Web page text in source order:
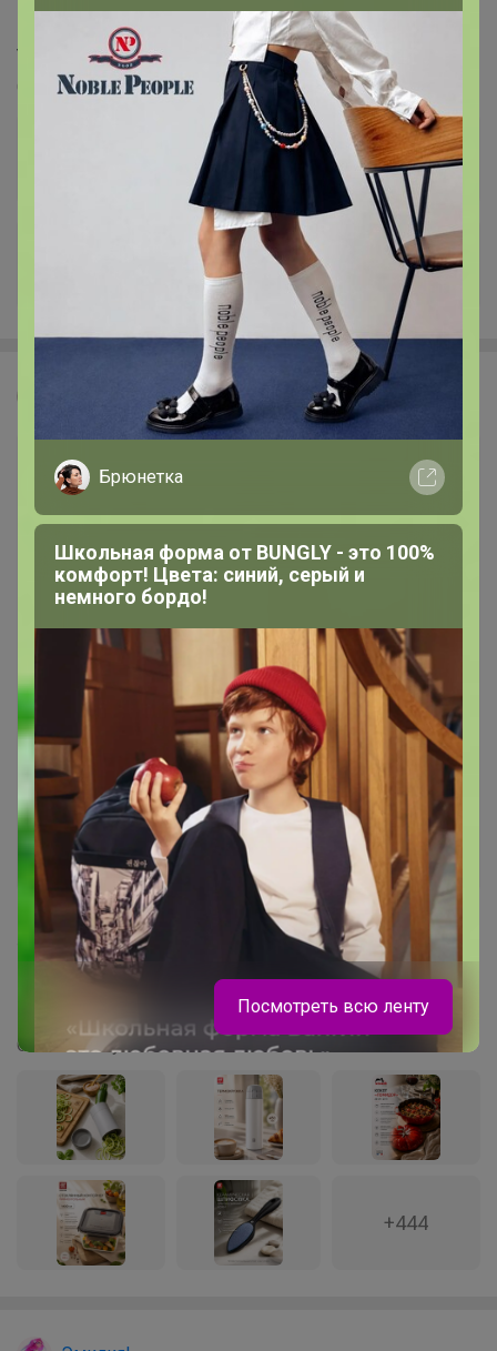
ЧУДЕСНЫЕ ТРЯПОЧКИ для самой легкой
уборки! Качественная микрофибра для уборки,
для кухни, для бани! НОВИНКИ!
Стоп 12 августа
+90
1.1K 13K 807
Распродажа ZWILLING J.A. HENCKEL - немецкая
посуда премиум класса
Стоп 14 августа
+444
Брюнетка
Школьная форма от BUNGLY - это 100%
комфорт! Цвета: синий, серый и
немного бордо!
belkakrsk
Посмотреть всю ленту